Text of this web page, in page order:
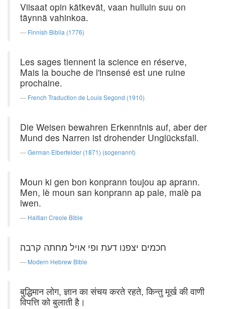
Viisaat opin kätkevät, vaan hulluin suu on
täynnä vahinkoa.
Finnish Biblia (1776)
Les sages tiennent la science en réserve,
Mais la bouche de l'insensé est une ruine
prochaine.
French Traduction de Louis Segond (1910)
Die Weisen bewahren Erkenntnis auf, aber der
Mund des Narren ist drohender Unglücksfall.
German Elberfelder (1871) (sogenannt)
Moun ki gen bon konprann toujou ap aprann.
Men, lè moun san konprann ap pale, malè pa
lwen.
Haitian Creole Bible
חכמים יצפנו דעת ופי אויל מחתה קרבה׃
Modern Hebrew Bible
बुद्धिमान लोग, ज्ञान का संचय करते रहते, किन्तु मूर्ख की वाणी
विपत्ति को बुलाती है।